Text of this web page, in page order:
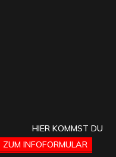
HIER KOMMST DU
ZUM INFOFORMULAR